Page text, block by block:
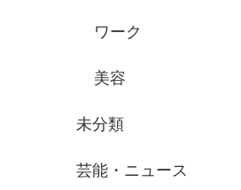
ワーク
美容
未分類
芸能・ニュース